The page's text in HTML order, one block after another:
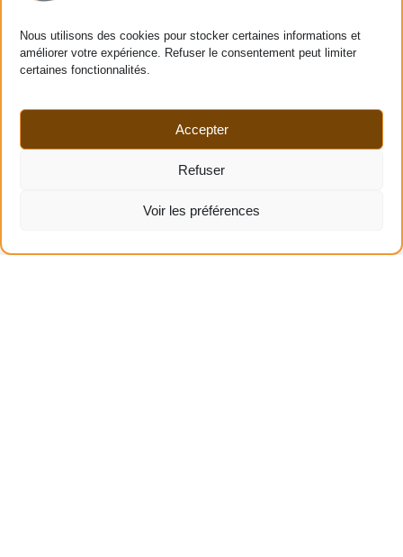
Nous utilisons des cookies pour stocker certaines informations et
améliorer votre expérience. Refuser le consentement peut limiter
certaines fonctionnalités.
Accepter
Refuser
Voir les préférences
Aide
S'inscrire à la Newsletter
Le Biothane c'est quoi ?